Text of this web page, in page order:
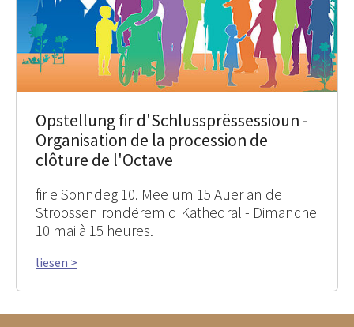
Opstellung fir d'Schlussprëssessioun -
Organisation de la procession de
clôture de l'Octave
fir e Sonndeg 10. Mee um 15 Auer an de
Stroossen rondërem d'Kathedral - Dimanche
10 mai à 15 heures.
liesen >